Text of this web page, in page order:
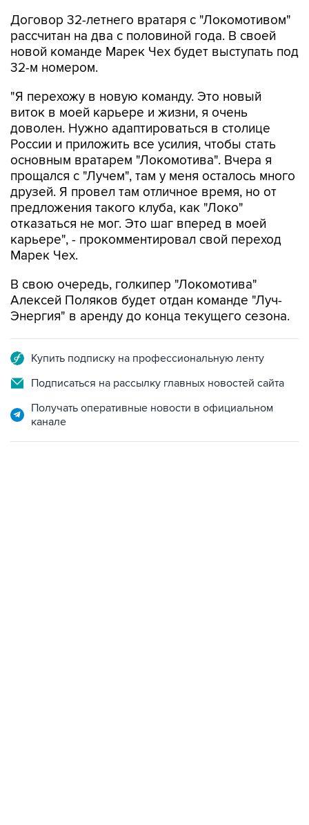
Договор 32-летнего вратаря с "Локомотивом"
рассчитан на два с половиной года. В своей
новой команде Марек Чех будет выступать под
32-м номером.
"Я перехожу в новую команду. Это новый
виток в моей карьере и жизни, я очень
доволен. Нужно адаптироваться в столице
России и приложить все усилия, чтобы стать
основным вратарем "Локомотива". Вчера я
прощался с "Лучем", там у меня осталось много
друзей. Я провел там отличное время, но от
предложения такого клуба, как "Локо"
отказаться не мог. Это шаг вперед в моей
карьере", - прокомментировал свой переход
Марек Чех.
В свою очередь, голкипер "Локомотива"
Алексей Поляков будет отдан команде "Луч-
Энергия" в аренду до конца текущего сезона.
Купить подписку на профессиональную ленту
Подписаться на рассылку главных новостей сайта
Получать оперативные новости в официальном
канале